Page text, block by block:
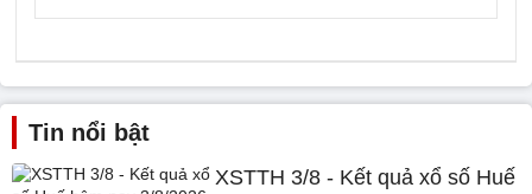
Tin nổi bật
XSTTH 3/8 - Kết quả xổ số Huế